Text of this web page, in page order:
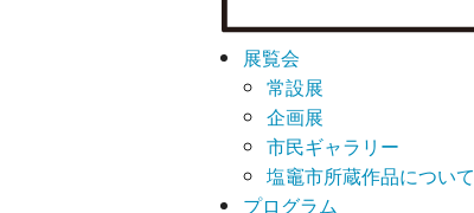
展覧会
常設展
企画展
市民ギャラリー
塩竈市所蔵作品について
プログラム